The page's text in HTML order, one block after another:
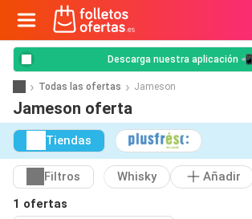
Descarga nuestra aplicación 📲
Todas las ofertas Jameson
Jameson oferta
Tiendas
Filtros Whisky
Añadir
1 ofertas